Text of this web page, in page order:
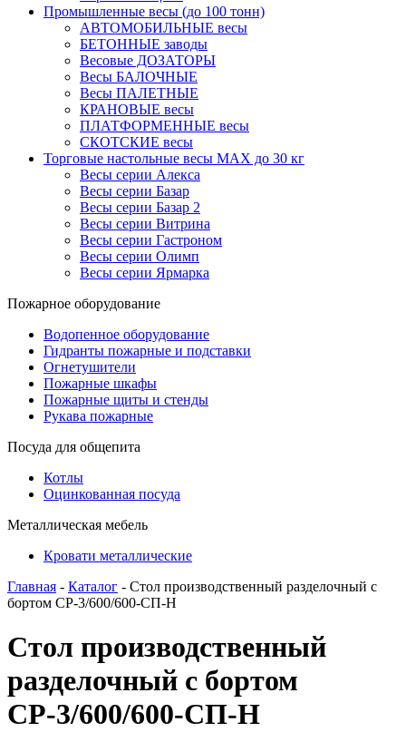
Промышленные весы (до 100 тонн)
АВТОМОБИЛЬНЫЕ весы
БЕТОННЫЕ заводы
Весовые ДОЗАТОРЫ
Весы БАЛОЧНЫЕ
Весы ПАЛЕТНЫЕ
КРАНОВЫЕ весы
ПЛАТФОРМЕННЫЕ весы
СКОТСКИЕ весы
Торговые настольные весы MAX до 30 кг
Весы серии Алекса
Весы серии Базар
Весы серии Базар 2
Весы серии Витрина
Весы серии Гастроном
Весы серии Олимп
Весы серии Ярмарка
Пожарное оборудование
Водопенное оборудование
Гидранты пожарные и подставки
Огнетушители
Пожарные шкафы
Пожарные щиты и стенды
Рукава пожарные
Посуда для общепита
Котлы
Оцинкованная посуда
Металлическая мебель
Кровати металлические
Главная - Каталог - Стол производственный разделочный с
бортом СР-3/600/600-СП-Н
Стол производственный
разделочный с бортом
СР-3/600/600-СП-Н